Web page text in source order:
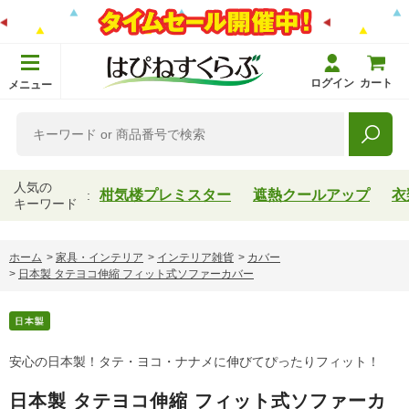
メニュー ログイン カート
人気の
キーワード
柑気楼プレミスター 遮熱クールアップ 衣
ホーム > 家具・インテリア > インテリア雑貨 > カバー
> 日本製 タテヨコ伸縮 フィット式ソファーカバー
安心の日本製！タテ・ヨコ・ナナメに伸びてぴったりフィット！
日本製 タテヨコ伸縮 フィット式ソファーカ